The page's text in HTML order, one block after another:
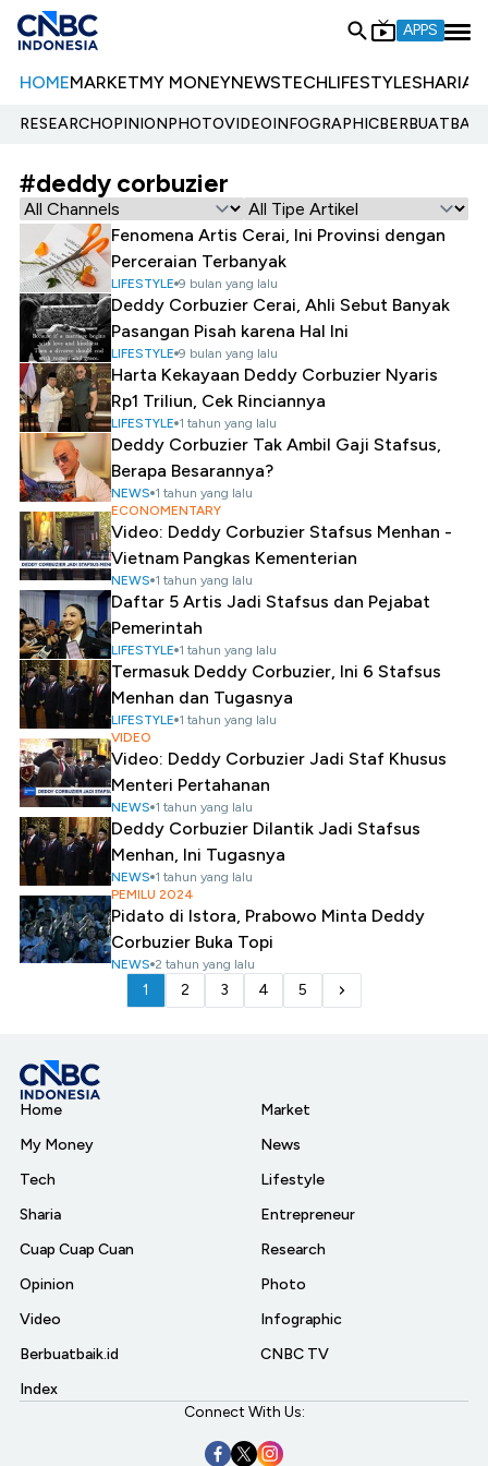
APPS
HOMEMARKETMY MONEYNEWSTECHLIFESTYLESHARIA
RESEARCHOPINIONPHOTOVIDEOINFOGRAPHIC
#deddy corbuzier
Fenomena Artis Cerai, Ini Provinsi dengan
Perceraian Terbanyak
LIFESTYLE 9 bulan yang lalu
Deddy Corbuzier Cerai, Ahli Sebut Banyak
Pasangan Pisah karena Hal Ini
LIFESTYLE 9 bulan yang lalu
Harta Kekayaan Deddy Corbuzier Nyaris
Rp1 Triliun, Cek Rinciannya
LIFESTYLE 1 tahun yang lalu
Deddy Corbuzier Tak Ambil Gaji Stafsus,
Berapa Besarannya?
NEWS 1 tahun yang lalu
ECONOMENTARY
Video: Deddy Corbuzier Stafsus Menhan -
Vietnam Pangkas Kementerian
NEWS 1 tahun yang lalu
Daftar 5 Artis Jadi Stafsus dan Pejabat
Pemerintah
LIFESTYLE 1 tahun yang lalu
Termasuk Deddy Corbuzier, Ini 6 Stafsus
Menhan dan Tugasnya
LIFESTYLE 1 tahun yang lalu
VIDEO
Video: Deddy Corbuzier Jadi Staf Khusus
Menteri Pertahanan
NEWS 1 tahun yang lalu
Deddy Corbuzier Dilantik Jadi Stafsus
Menhan, Ini Tugasnya
NEWS 1 tahun yang lalu
PEMILU 2024
Pidato di Istora, Prabowo Minta Deddy
Corbuzier Buka Topi
NEWS 2 tahun yang lalu
1 2 3 4 5
Home
My Money
Tech
Sharia
Cuap Cuap Cuan
Opinion
Video
Berbuatbaik.id
Index
Market
News
Lifestyle
Entrepreneur
Research
Photo
Infographic
CNBC TV
Connect With Us: